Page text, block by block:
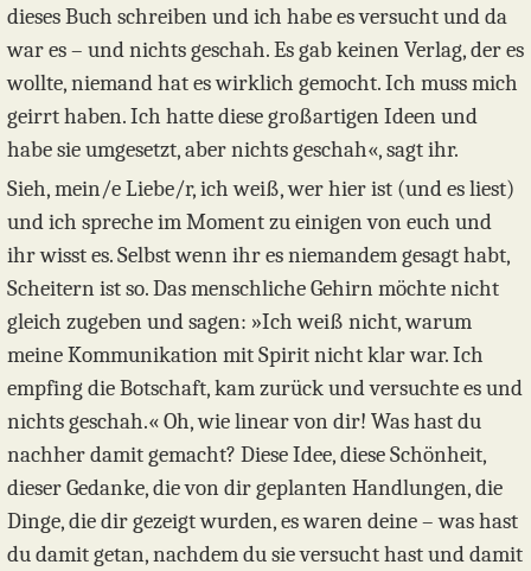
dieses Buch schreiben und ich habe es versucht und da
war es – und nichts geschah. Es gab keinen Verlag, der es
wollte, niemand hat es wirklich gemocht. Ich muss mich
geirrt haben. Ich hatte diese großartigen Ideen und
habe sie umgesetzt, aber nichts geschah«, sagt ihr.
Sieh, mein/e Liebe/r, ich weiß, wer hier ist (und es liest)
und ich spreche im Moment zu einigen von euch und
ihr wisst es. Selbst wenn ihr es niemandem gesagt habt,
Scheitern ist so. Das menschliche Gehirn möchte nicht
gleich zugeben und sagen: »Ich weiß nicht, warum
meine Kommunikation mit Spirit nicht klar war. Ich
empfing die Botschaft, kam zurück und versuchte es und
nichts geschah.« Oh, wie linear von dir! Was hast du
nachher damit gemacht? Diese Idee, diese Schönheit,
dieser Gedanke, die von dir geplanten Handlungen, die
Dinge, die dir gezeigt wurden, es waren deine – was hast
du damit getan, nachdem du sie versucht hast und damit